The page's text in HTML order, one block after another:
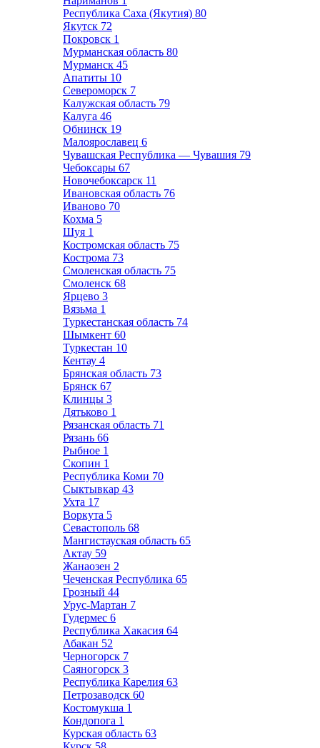
Республика Саха (Якутия) 80
Якутск 72
Покровск 1
Мурманская область 80
Мурманск 45
Апатиты 10
Североморск 7
Калужская область 79
Калуга 46
Обнинск 19
Малоярославец 6
Чувашская Республика — Чувашия 79
Чебоксары 67
Новочебоксарск 11
Ивановская область 76
Иваново 70
Кохма 5
Шуя 1
Костромская область 75
Кострома 73
Смоленская область 75
Смоленск 68
Ярцево 3
Вязьма 1
Туркестанская область 74
Шымкент 60
Туркестан 10
Кентау 4
Брянская область 73
Брянск 67
Клинцы 3
Дятьково 1
Рязанская область 71
Рязань 66
Рыбное 1
Скопин 1
Республика Коми 70
Сыктывкар 43
Ухта 17
Воркута 5
Севастополь 68
Мангистауская область 65
Актау 59
Жанаозен 2
Чеченская Республика 65
Грозный 44
Урус-Мартан 7
Гудермес 6
Республика Хакасия 64
Абакан 52
Черногорск 7
Саяногорск 3
Республика Карелия 63
Петрозаводск 60
Костомукша 1
Кондопога 1
Курская область 63